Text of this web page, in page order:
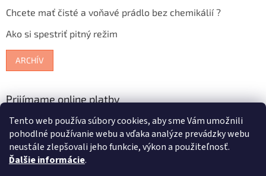
Tento web používa súbory cookies, aby sme Vám umožnili
pohodlné používanie webu a vďaka analýze prevádzky webu
neustále zlepšovali jeho funkcie, výkon a použiteľnosť.
Ďalšie informácie.
Chcete mať čisté a voňavé prádlo bez chemikálií ?
Ako si spestriť pitný režim
ARCHÍV
Prijímame online platby